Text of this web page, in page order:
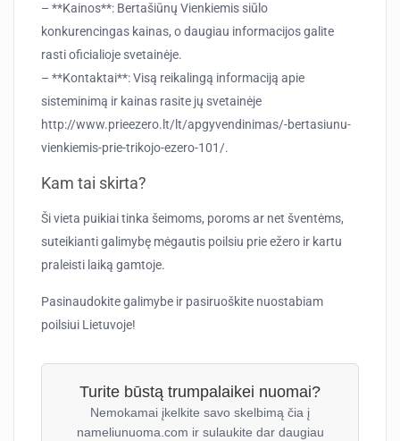
– **Kainos**: Bertašiūnų Vienkiemis siūlo
konkurencingas kainas, o daugiau informacijos galite
rasti oficialioje svetainėje.
– **Kontaktai**: Visą reikalingą informaciją apie
sisteminimą ir kainas rasite jų svetainėje
http://www.prieezero.lt/lt/apgyvendinimas/-bertasiunu-
vienkiemis-prie-trikojo-ezero-101/.
Kam tai skirta?
Ši vieta puikiai tinka šeimoms, poroms ar net šventėms,
suteikianti galimybę mėgautis poilsiu prie ežero ir kartu
praleisti laiką gamtoje.
Pasinaudokite galimybe ir pasiruoškite nuostabiam
poilsiui Lietuvoje!
Turite būstą trumpalaikei nuomai?
Nemokamai įkelkite savo skelbimą čia į
nameliunuoma.com ir sulaukite dar daugiau